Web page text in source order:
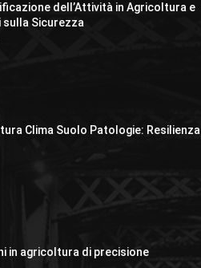
dell’Attività in Agricoltura e
sulla Sicurezza
Clima Suolo Patologie:
in agricoltura di precisione